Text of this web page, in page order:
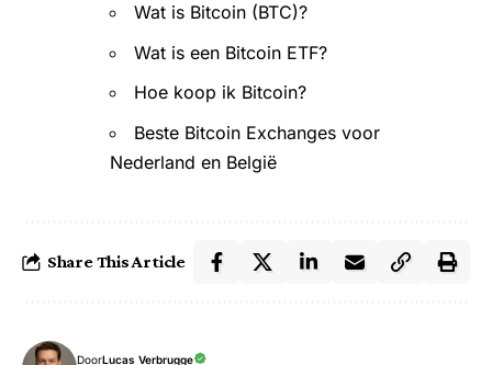
Wat is Bitcoin (BTC)?
Wat is een Bitcoin ETF?
Hoe koop ik Bitcoin?
Beste Bitcoin Exchanges voor
Nederland en België
Share This Article
DoorLucas Verbrugge